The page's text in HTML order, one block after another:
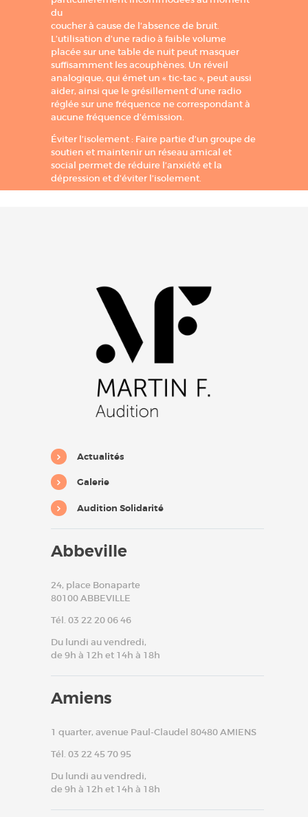
du
coucher à cause de l’absence de bruit.
L’utilisation d’une radio à faible volume
placée sur une table de nuit peut masquer
suffisamment les acouphènes. Un réveil
analogique, qui émet un « tic-tac », peut aussi
aider, ainsi que le grésillement d’une radio
réglée sur une fréquence ne correspondant à
aucune fréquence d’émission.
Éviter l’isolement : Faire partie d’un groupe de
soutien et maintenir un réseau amical et
social permet de réduire l’anxiété et la
dépression et d’éviter l’isolement.
Actualités
Galerie
Audition Solidarité
Abbeville
24, place Bonaparte
80100 ABBEVILLE
Tél. 03 22 20 06 46
Du lundi au vendredi,
de 9h à 12h et 14h à 18h
Amiens
1 quarter, avenue Paul-Claudel 80480 AMIENS
Tél. 03 22 45 70 95
Du lundi au vendredi,
de 9h à 12h et 14h à 18h